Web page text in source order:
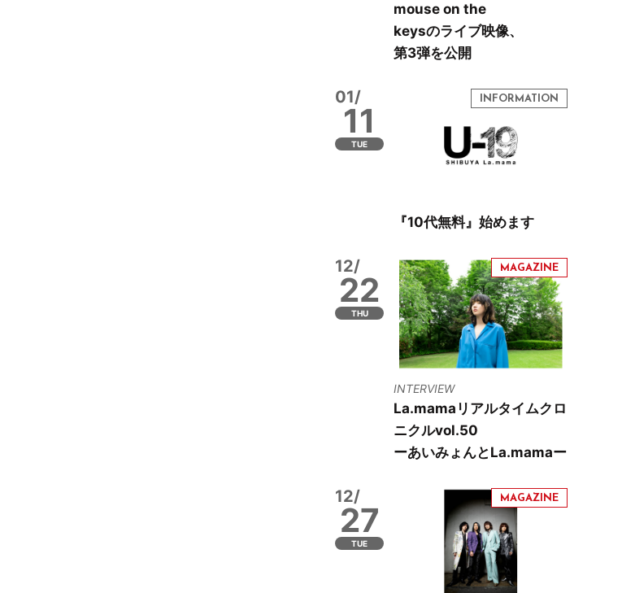
mouse on the
keysのライブ映像、
第3弾を公開
01/
11
TUE
『10代無料』始めます
12/
22
THU
INTERVIEW
La.mamaリアルタイムクロ
ニクルvol.50
ーあいみょんとLa.mamaー
12/
27
TUE